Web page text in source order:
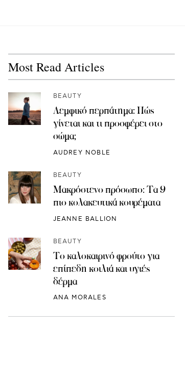
Most Read Articles
BEAUTY
Λεμφικό περπάτημα: Πώς
γίνεται και τι προσφέρει στο
σώμα;
AUDREY NOBLE
BEAUTY
Μακρόστενο πρόσωπο: Τα 9
πιο κολακευτικά κουρέματα
JEANNE BALLION
BEAUTY
Το καλοκαιρινό φρούτο για
επίπεδη κοιλιά και υγιές
δέρμα
ANA MORALES